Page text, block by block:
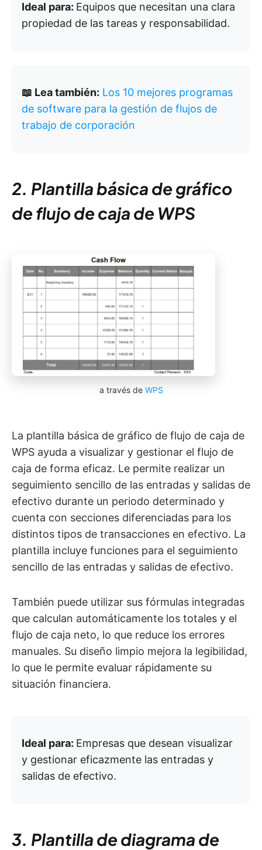
Ideal para: Equipos que necesitan una clara
propiedad de las tareas y responsabilidad.
📖 Lea también: Los 10 mejores programas
de software para la gestión de flujos de
trabajo de corporación
2. Plantilla básica de gráfico
de flujo de caja de WPS
a través de WPS
La plantilla básica de gráfico de flujo de caja de
WPS ayuda a visualizar y gestionar el flujo de
caja de forma eficaz. Le permite realizar un
seguimiento sencillo de las entradas y salidas de
efectivo durante un periodo determinado y
cuenta con secciones diferenciadas para los
distintos tipos de transacciones en efectivo. La
plantilla incluye funciones para el seguimiento
sencillo de las entradas y salidas de efectivo.
También puede utilizar sus fórmulas integradas
que calculan automáticamente los totales y el
flujo de caja neto, lo que reduce los errores
manuales. Su diseño limpio mejora la legibilidad,
lo que le permite evaluar rápidamente su
situación financiera.
Ideal para: Empresas que desean visualizar
y gestionar eficazmente las entradas y
salidas de efectivo.
3. Plantilla de diagrama de